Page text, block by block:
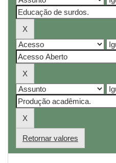
Retornar valores